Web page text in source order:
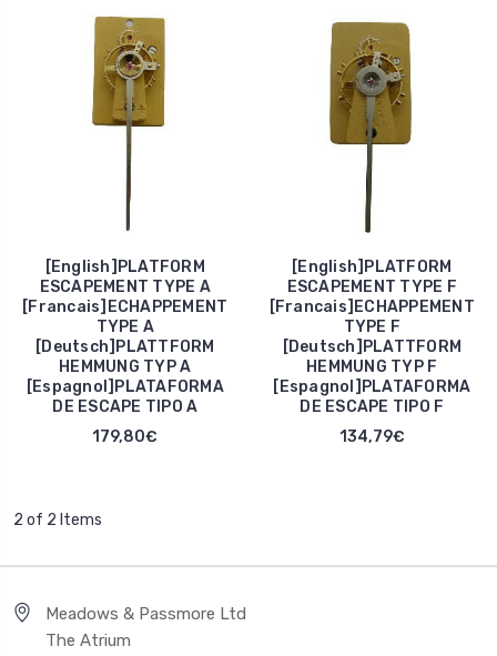
[English]PLATFORM
ESCAPEMENT TYPE A
[Francais]ECHAPPEMENT
TYPE A
[Deutsch]PLATTFORM
HEMMUNG TYP A
[Espagnol]PLATAFORMA
DE ESCAPE TIPO A
179,80€
[English]PLATFORM
ESCAPEMENT TYPE F
[Francais]ECHAPPEMENT
TYPE F
[Deutsch]PLATTFORM
HEMMUNG TYP F
[Espagnol]PLATAFORMA
DE ESCAPE TIPO F
134,79€
2 of 2 Items
Meadows & Passmore Ltd
The Atrium